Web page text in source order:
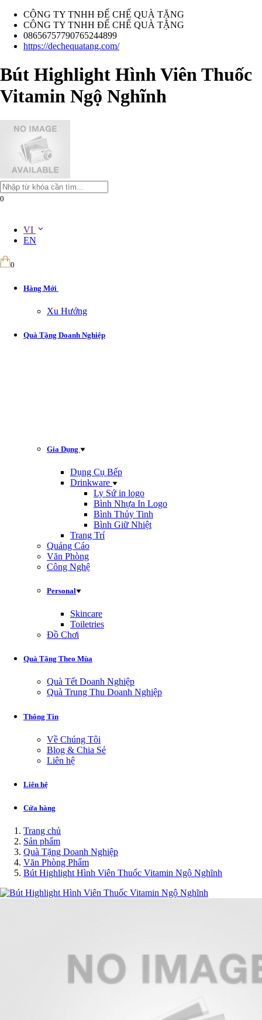
CÔNG TY TNHH ĐẾ CHẾ QUÀ TẶNG
CÔNG TY TNHH ĐẾ CHẾ QUÀ TẶNG
08656757790765244899
https://dechequatang.com/
Bút Highlight Hình Viên Thuốc
Vitamin Ngộ Nghĩnh
0
VI
EN
0
Hàng Mới
Xu Hướng
Quà Tặng Doanh Nghiệp
Gia Dụng
Dụng Cụ Bếp
Drinkware
Ly Sứ in logo
Bình Nhựa In Logo
Bình Thủy Tinh
Bình Giữ Nhiệt
Trang Trí
Quảng Cáo
Văn Phòng
Công Nghệ
Personal
Skincare
Toiletries
Đồ Chơi
Quà Tặng Theo Mùa
Quà Tết Doanh Nghiệp
Quà Trung Thu Doanh Nghiệp
Thông Tin
Về Chúng Tôi
Blog & Chia Sẻ
Liên hệ
Liên hệ
Cửa hàng
Trang chủ
Sản phẩm
Quà Tặng Doanh Nghiệp
Văn Phòng Phẩm
Bút Highlight Hình Viên Thuốc Vitamin Ngộ Nghĩnh